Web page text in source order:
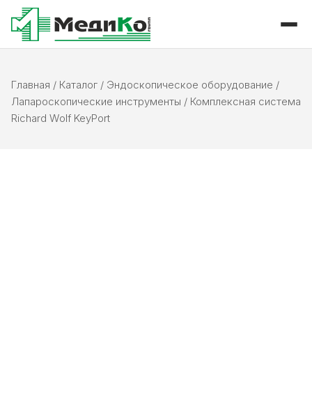
Главная / Каталог / Эндоскопическое оборудование /
Лапароскопические инструменты / Комплексная система
Richard Wolf KeyPort